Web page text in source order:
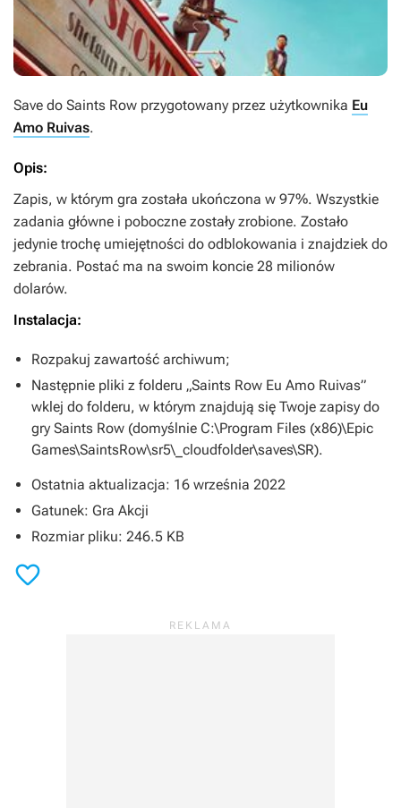
Save do Saints Row przygotowany przez użytkownika Eu
Amo Ruivas.
Opis:
Zapis, w którym gra została ukończona w 97%. Wszystkie
zadania główne i poboczne zostały zrobione. Zostało
jedynie trochę umiejętności do odblokowania i znajdziek do
zebrania. Postać ma na swoim koncie 28 milionów
dolarów.
Instalacja:
Rozpakuj zawartość archiwum;
Następnie pliki z folderu „Saints Row Eu Amo Ruivas”
wklej do folderu, w którym znajdują się Twoje zapisy do
gry Saints Row (domyślnie C:\Program Files (x86)\Epic
Games\SaintsRow\sr5\_cloudfolder\saves\SR).
Ostatnia aktualizacja: 16 września 2022
Gatunek: Gra Akcji
Rozmiar pliku: 246.5 KB
